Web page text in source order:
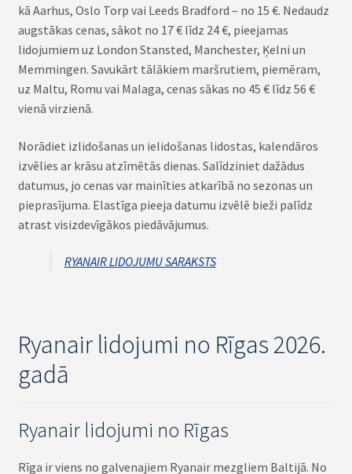
kā Aarhus, Oslo Torp vai Leeds Bradford – no 15 €. Nedaudz
augstākas cenas, sākot no 17 € līdz 24 €, pieejamas
lidojumiem uz London Stansted, Manchester, Ķelni un
Memmingen. Savukārt tālākiem maršrutiem, piemēram,
uz Maltu, Romu vai Malaga, cenas sākas no 45 € līdz 56 €
vienā virzienā.
Norādiet izlidošanas un ielidošanas lidostas, kalendāros
izvēlies ar krāsu atzīmētās dienas. Salīdziniet dažādus
datumus, jo cenas var mainīties atkarībā no sezonas un
pieprasījuma. Elastīga pieeja datumu izvēlē bieži palīdz
atrast visizdevīgākos piedāvājumus.
RYANAIR LIDOJUMU SARAKSTS
Ryanair lidojumi no Rīgas 2026.
gadā
Ryanair lidojumi no Rīgas
Rīga ir viens no galvenajiem Ryanair mezgliem Baltijā. No